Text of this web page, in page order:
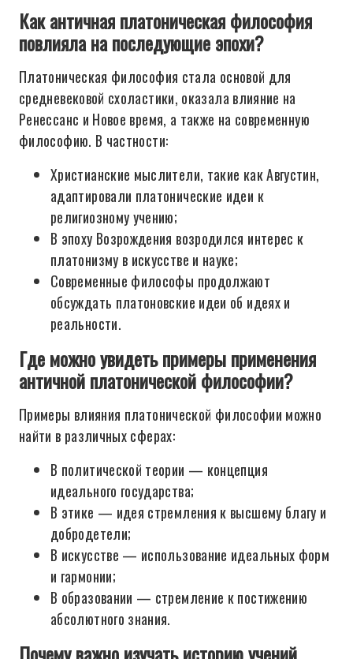
Как античная платоническая философия
повлияла на последующие эпохи?
Платоническая философия стала основой для
средневековой схоластики, оказала влияние на
Ренессанс и Новое время, а также на современную
философию. В частности:
Христианские мыслители, такие как Августин,
адаптировали платонические идеи к
религиозному учению;
В эпоху Возрождения возродился интерес к
платонизму в искусстве и науке;
Современные философы продолжают
обсуждать платоновские идеи об идеях и
реальности.
Где можно увидеть примеры применения
античной платонической философии?
Примеры влияния платонической философии можно
найти в различных сферах:
В политической теории — концепция
идеального государства;
В этике — идея стремления к высшему благу и
добродетели;
В искусстве — использование идеальных форм
и гармонии;
В образовании — стремление к постижению
абсолютного знания.